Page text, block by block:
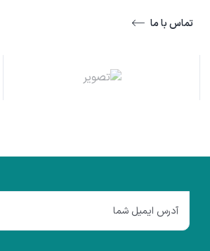
تماس با ما